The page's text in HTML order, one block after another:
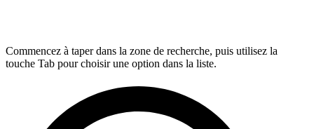
Commencez à taper dans la zone de recherche, puis utilisez la
touche Tab pour choisir une option dans la liste.